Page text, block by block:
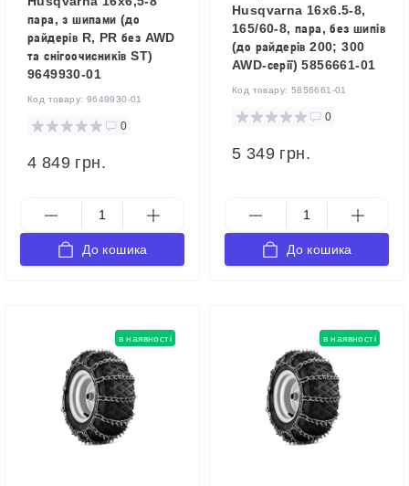
пара, з шипами (до
райдерів R, PR без AWD
та снігоочисників ST)
9649930-01
Код товару: 9649930-01
0
4 849 грн.
До кошика
Husqvarna 16x6.5-8,
165/60-8, пара, без шипів
(до райдерів 200; 300
AWD-серії) 5856661-01
Код товару: 5856661-01
0
5 349 грн.
До кошика
в наявності в наявності